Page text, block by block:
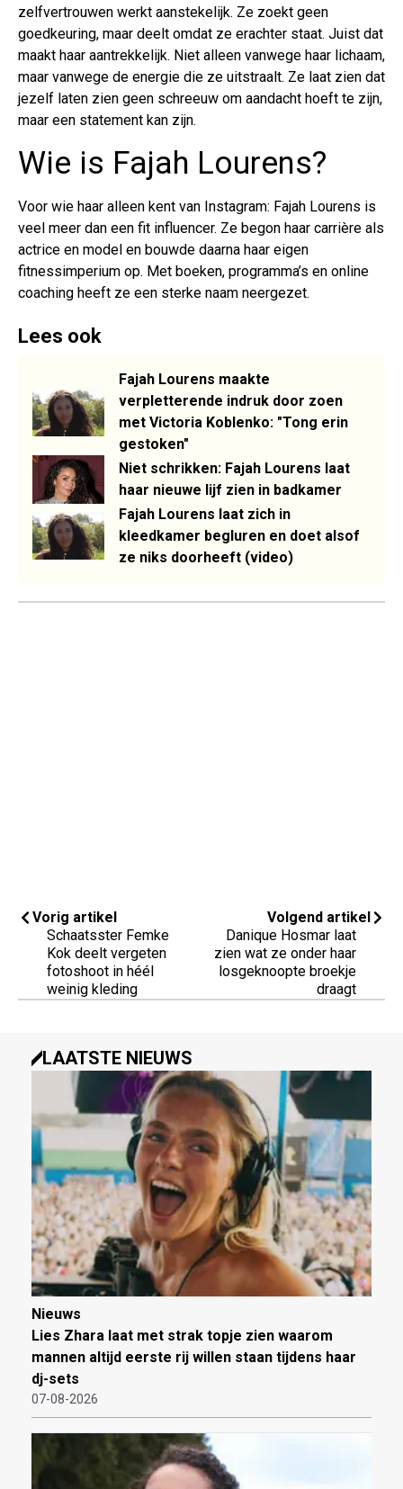
zelfvertrouwen werkt aanstekelijk. Ze zoekt geen
goedkeuring, maar deelt omdat ze erachter staat. Juist dat
maakt haar aantrekkelijk. Niet alleen vanwege haar lichaam,
maar vanwege de energie die ze uitstraalt. Ze laat zien dat
jezelf laten zien geen schreeuw om aandacht hoeft te zijn,
maar een statement kan zijn.
Wie is Fajah Lourens?
Voor wie haar alleen kent van Instagram: Fajah Lourens is
veel meer dan een fit influencer. Ze begon haar carrière als
actrice en model en bouwde daarna haar eigen
fitnessimperium op. Met boeken, programma’s en online
coaching heeft ze een sterke naam neergezet.
Lees ook
Fajah Lourens maakte
verpletterende indruk door zoen
met Victoria Koblenko: "Tong erin
gestoken"
Niet schrikken: Fajah Lourens laat
haar nieuwe lijf zien in badkamer
Fajah Lourens laat zich in
kleedkamer begluren en doet alsof
ze niks doorheeft (video)
Vorig artikel
Schaatsster Femke
Kok deelt vergeten
fotoshoot in héél
weinig kleding
Volgend artikel
Danique Hosmar laat
zien wat ze onder haar
losgeknoopte broekje
draagt
LAATSTE NIEUWS
Nieuws
Lies Zhara laat met strak topje zien waarom
mannen altijd eerste rij willen staan tijdens haar
dj-sets
07-08-2026